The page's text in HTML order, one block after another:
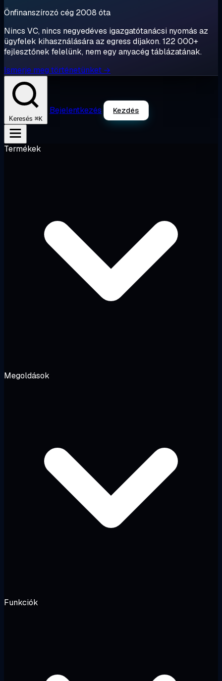
Önfinanszírozó cég 2008 óta
Nincs VC, nincs negyedéves igazgatótanácsi nyomás az
ügyfelek kihasználására az egress díjakon. 122 000+
fejlesztőnek felelünk, nem egy anyacég táblázatának.
Ismerje meg történetünket →
Keresés ⌘K
Bejelentkezés Kezdés
Termékek
Megoldások
Funkciók